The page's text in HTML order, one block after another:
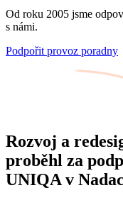
Od roku 2005 jsme
s námi.
Podpořit provoz poradny
Rozvoj a
proběhl za
UNIQA v